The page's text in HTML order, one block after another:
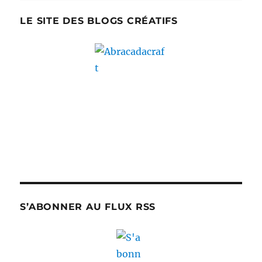
LE SITE DES BLOGS CRÉATIFS
S’ABONNER AU FLUX RSS